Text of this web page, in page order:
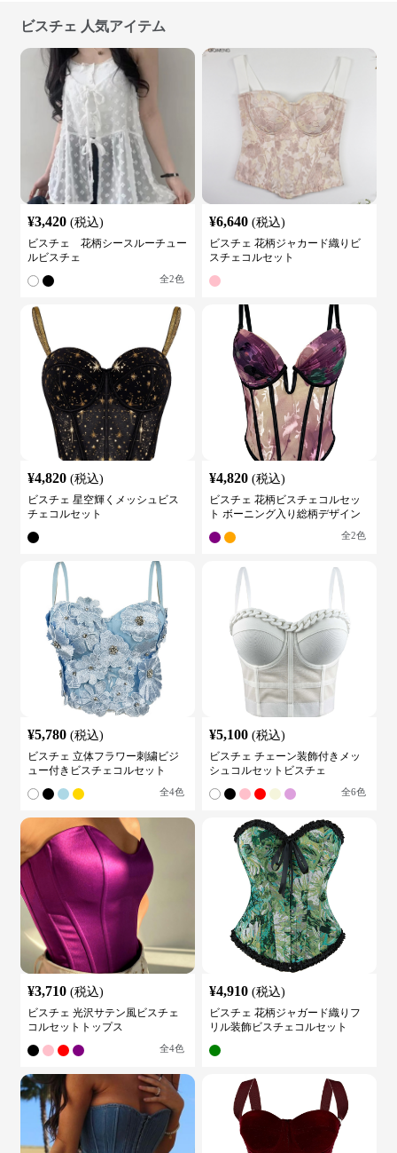
ビスチェ 人気アイテム
¥3,420 (税込)
ビスチェ 花柄シースルーチュー
ルビスチェ
全2色
¥6,640 (税込)
ビスチェ 花柄ジャカード織りビ
スチェコルセット
¥4,820 (税込)
ビスチェ 星空輝くメッシュビス
チェコルセット
¥4,820 (税込)
ビスチェ 花柄ビスチェコルセッ
ト ボーニング入り総柄デザイン
全2色
¥5,780 (税込)
ビスチェ 立体フラワー刺繍ビジ
ュー付きビスチェコルセット
全4色
¥5,100 (税込)
ビスチェ チェーン装飾付きメッ
シュコルセットビスチェ
全6色
¥3,710 (税込)
ビスチェ 光沢サテン風ビスチェ
コルセットトップス
全4色
¥4,910 (税込)
ビスチェ 花柄ジャガード織りフ
リル装飾ビスチェコルセット